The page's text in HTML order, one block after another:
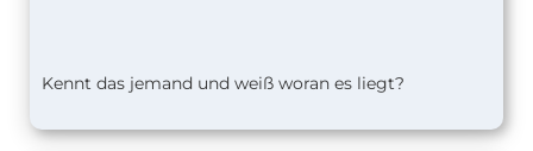
Kennt das jemand und weiß woran es liegt?